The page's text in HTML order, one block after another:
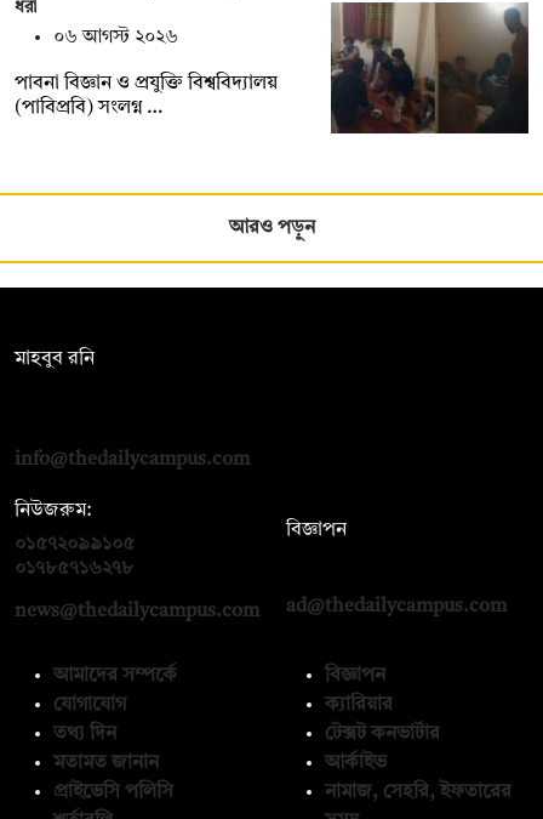
ধরা
০৬ আগস্ট ২০২৬
পাবনা বিজ্ঞান ও প্রযুক্তি বিশ্ববিদ্যালয়
(পাবিপ্রবি) সংলগ্ন …
আরও পড়ুন
মাহবুব রনি
info@thedailycampus.com
নিউজরুম:
০১৫৭২০৯৯১০৫
০১৭৮৫৭১৬২৭৮
news@thedailycampus.com
বিজ্ঞাপন
ad@thedailycampus.com
আমাদের সম্পর্কে
যোগাযোগ
তথ্য দিন
মতামত জানান
প্রাইভেসি পলিসি
বিজ্ঞাপন
ক্যারিয়ার
টেক্সট কনভার্টার
আর্কাইভ
নামাজ, সেহরি, ইফতারের